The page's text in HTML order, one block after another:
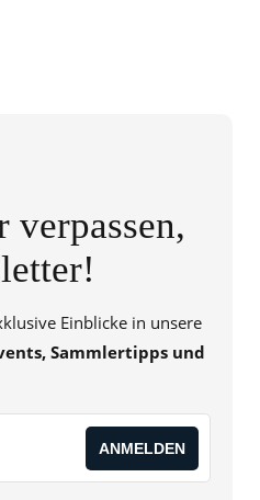
verpassen,
Einblicke in unsere
Sammlertipps und